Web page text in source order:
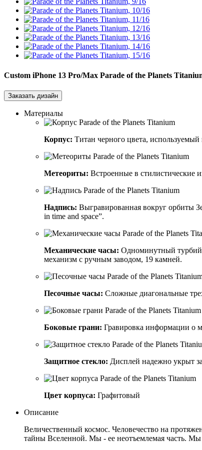
Custom iPhone 13 Pro/Max Parade of the Planets
Заказать дизайн
Материалы
Корпус: Титан черного цвета,
Метеориты: Встроенные в стилистические
Надпись: Выгравированная вокруг орбиты
in time and space”.
Механические часы: Одноминутный
механизм с ручным заводом, 19 камней.
Песочные часы: Сложные диагональные
Боковые грани: Гравировка информации о
Защитное стекло: Дисплей надежно укрыт
Цвет корпуса: Графитовый
Описание
Величественный космос. Человечество на
тайны Вселенной. Мы - ее неотъемлемая часть. Мы